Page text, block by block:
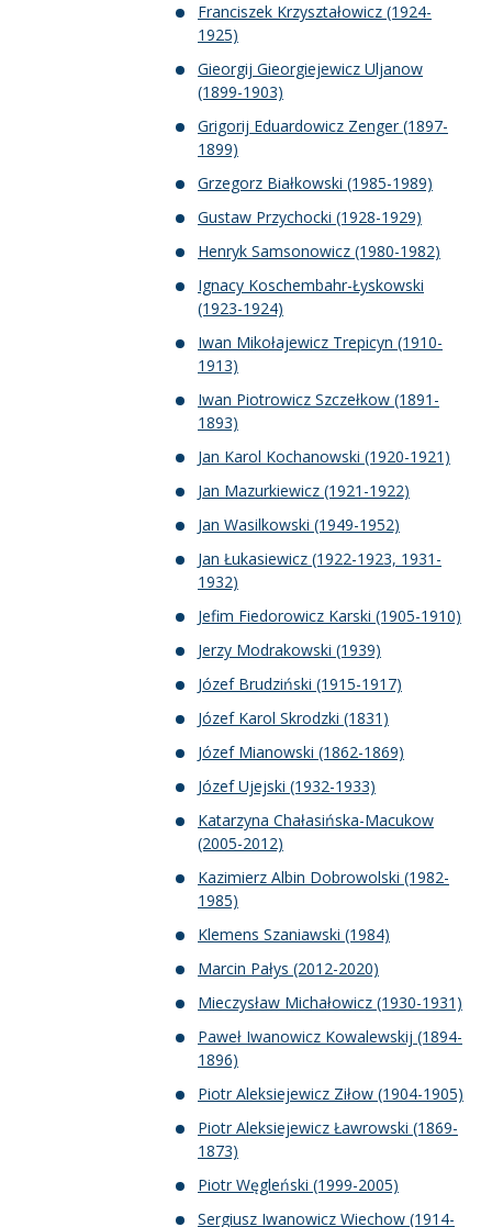
Franciszek Krzyształowicz (1924-
1925)
Gieorgij Gieorgiejewicz Uljanow
(1899-1903)
Grigorij Eduardowicz Zenger (1897-
1899)
Grzegorz Białkowski (1985-1989)
Gustaw Przychocki (1928-1929)
Henryk Samsonowicz (1980-1982)
Ignacy Koschembahr-Łyskowski
(1923-1924)
Iwan Mikołajewicz Trepicyn (1910-
1913)
Iwan Piotrowicz Szczełkow (1891-
1893)
Jan Karol Kochanowski (1920-1921)
Jan Mazurkiewicz (1921-1922)
Jan Wasilkowski (1949-1952)
Jan Łukasiewicz (1922-1923, 1931-
1932)
Jefim Fiedorowicz Karski (1905-1910)
Jerzy Modrakowski (1939)
Józef Brudziński (1915-1917)
Józef Karol Skrodzki (1831)
Józef Mianowski (1862-1869)
Józef Ujejski (1932-1933)
Katarzyna Chałasińska-Macukow
(2005-2012)
Kazimierz Albin Dobrowolski (1982-
1985)
Klemens Szaniawski (1984)
Marcin Pałys (2012-2020)
Mieczysław Michałowicz (1930-1931)
Paweł Iwanowicz Kowalewskij (1894-
1896)
Piotr Aleksiejewicz Ziłow (1904-1905)
Piotr Aleksiejewicz Ławrowski (1869-
1873)
Piotr Węgleński (1999-2005)
Sergiusz Iwanowicz Wiechow (1914-